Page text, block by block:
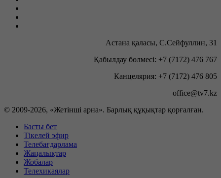
Астана қаласы, С.Сейфуллин, 31
Қабылдау бөлмесі: +7 (7172) 476 767
Канцелярия: +7 (7172) 476 805
office@tv7.kz
© 2009-2026, «Жетінші арна». Барлық құқықтар қорғалған.
Басты бет
Тікелей эфир
Телебағдарлама
Жаңалықтар
Жобалар
Телехикаялар